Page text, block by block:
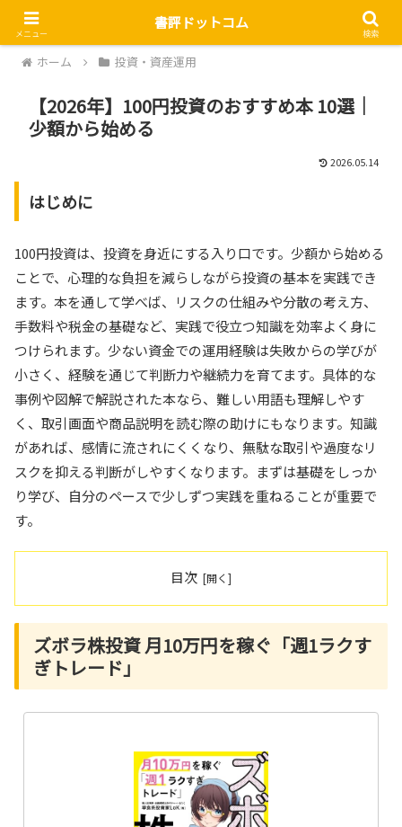
ホーム 投資・資産運用
【2026年】100円投資のおすすめ本 10選｜
少額から始める
2026.05.14
はじめに
100円投資は、投資を身近にする入り口です。少額から始める
ことで、心理的な負担を減らしながら投資の基本を実践でき
ます。本を通して学べば、リスクの仕組みや分散の考え方、
手数料や税金の基礎など、実践で役立つ知識を効率よく身に
つけられます。少ない資金での運用経験は失敗からの学びが
小さく、経験を通じて判断力や継続力を育てます。具体的な
事例や図解で解説された本なら、難しい用語も理解しやす
く、取引画面や商品説明を読む際の助けにもなります。知識
があれば、感情に流されにくくなり、無駄な取引や過度なリ
スクを抑える判断がしやすくなります。まずは基礎をしっか
り学び、自分のペースで少しずつ実践を重ねることが重要で
す。
目次
ズボラ株投資 月10万円を稼ぐ「週1ラクす
ぎトレード」
メニュー
書評ドットコム
検索